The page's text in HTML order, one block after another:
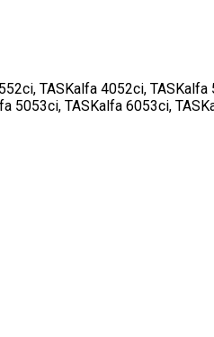
TASKalfa 4052ci,
5053ci, TASKalfa 6053ci,